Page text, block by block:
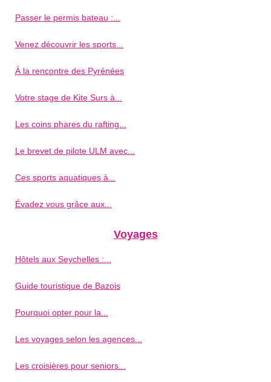
Passer le permis bateau :...
Venez découvrir les sports...
À la rencontre des Pyrénées
Votre stage de Kite Surs à...
Les coins phares du rafting...
Le brevet de pilote ULM avec...
Ces sports aquatiques à...
Évadez vous grâce aux...
Voyages
Hôtels aux Seychelles :...
Guide touristique de Bazois
Pourquoi opter pour la...
Les voyages selon les agences...
Les croisières pour seniors...